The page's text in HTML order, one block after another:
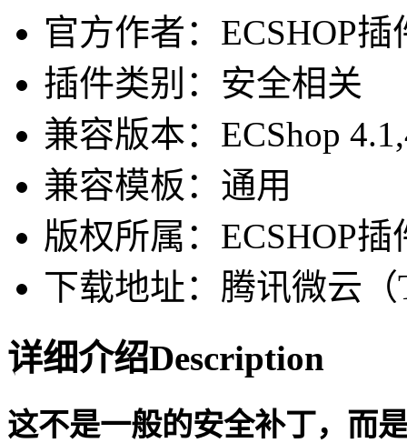
官方作者：ECSHOP插
插件类别：安全相关
兼容版本：ECShop
兼容模板：通用
版权所属：ECSHOP插
下载地址：腾讯微云（
详细介绍Description
这不是一般的安全补丁，而